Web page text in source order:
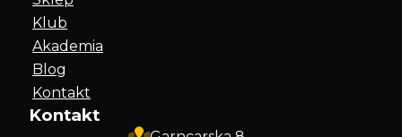
Klub
Akademia
Blog
Kontakt
Kontakt